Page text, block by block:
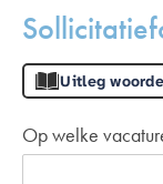
Uitleg
Op welke